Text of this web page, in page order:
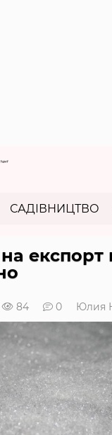
САДІВНИЦТВО
експорт
84 0 Юлия